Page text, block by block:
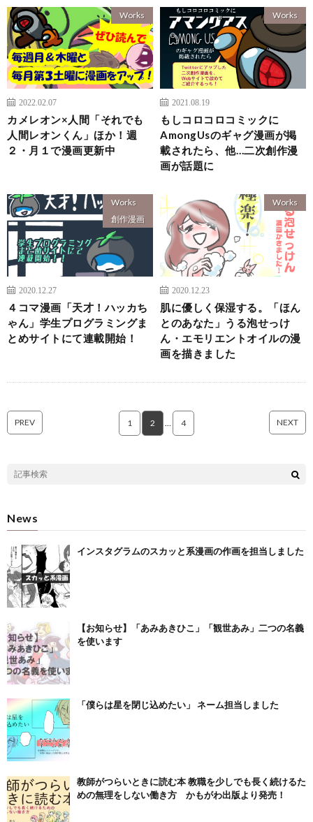
Works
2022.02.07
カメレオン×人間「それでも
人間レオンくん」ほか！週
２・月１で漫画更新中
Works
2021.08.19
もしコロコロコミックに
AmongUsのギャグ漫画が掲
載されたら、他…二次創作漫
画が話題に
Works
創作漫画
2020.12.27
４コマ漫画「天才！ハッカち
ゃん」学生プログラミングま
とめサイトにて連載開始！
Works
2020.12.23
肌に優しく保湿する。「ほん
とのあなた」うる泡せっけ
ん・エモリエントオイルの漫
画を描きました
PREV 1 2 4 NEXT
News
インスタグラムのスカッと系漫画の作画を担当しました
【お知らせ】「あみあきひこ」「観世あみ」二つの名義
を使います
「僕らは星を閉じ込めたい」 ネーム担当しました
教師がつらいときに読む本 教職を少しでも長く続けるた
めの無理をしない働き方 かもがわ出版より発売！